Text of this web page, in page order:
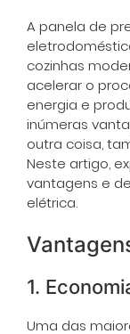
A panela de
cozinhas
acelerar o
energia e
inúmeras
outra coisa,
Neste artigo,
vantagens e
elétrica.
1.
Uma das